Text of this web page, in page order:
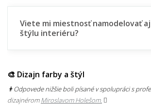
Viete mi miestnosť namodelovať
štýlu interiéru?
🎨 Dizajn farby a štýl
👨‍Odpovede nižšie boli písané v spolupráci s
dizajnéromMiroslavom Holešom.